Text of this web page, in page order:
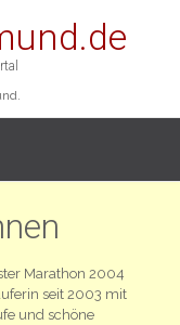
Marathon 2004
seit 2003 mit
und schöne